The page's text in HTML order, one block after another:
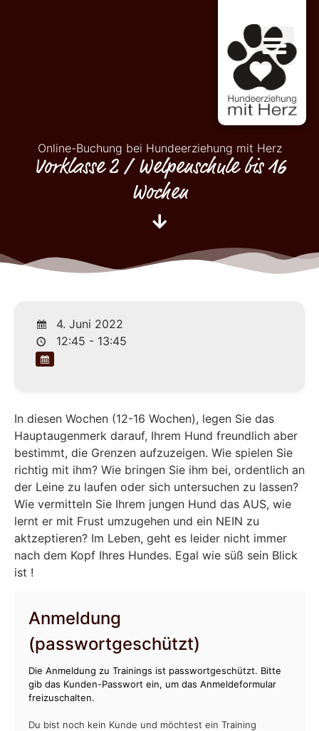
Online-Buchung bei Hundeerziehung mit Herz
Vorklasse 2 / Welpenschule bis 16
Wochen
4. Juni 2022
12:45 - 13:45
In diesen Wochen (12-16 Wochen), legen Sie das
Hauptaugenmerk darauf, Ihrem Hund freundlich aber
bestimmt, die Grenzen aufzuzeigen. Wie spielen Sie
richtig mit ihm? Wie bringen Sie ihm bei, ordentlich an
der Leine zu laufen oder sich untersuchen zu lassen?
Wie vermitteln Sie Ihrem jungen Hund das AUS, wie
lernt er mit Frust umzugehen und ein NEIN zu
aktzeptieren? Im Leben, geht es leider nicht immer
nach dem Kopf Ihres Hundes. Egal wie süß sein Blick
ist !
Anmeldung
(passwortgeschützt)
Die Anmeldung zu Trainings ist passwortgeschützt. Bitte
gib das Kunden-Passwort ein, um das Anmeldeformular
freizuschalten.
Du bist noch kein Kunde und möchtest ein Training